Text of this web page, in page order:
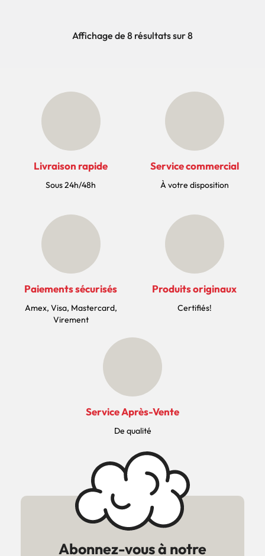
Affichage de 8 résultats sur 8
Livraison rapide
Sous 24h/48h
Service commercial
À votre disposition
Paiements sécurisés
Amex, Visa, Mastercard,
Virement
Produits originaux
Certifiés!
Service Après-Vente
De qualité
Abonnez-vous à notre